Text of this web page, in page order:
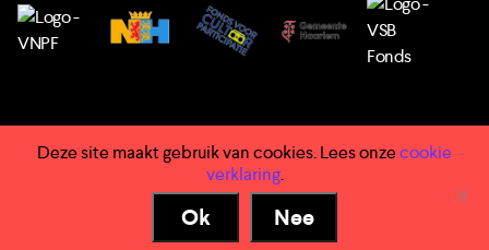
Deze site maakt gebruik van cookies. Lees onzecookie
verklaring.
Ok Nee